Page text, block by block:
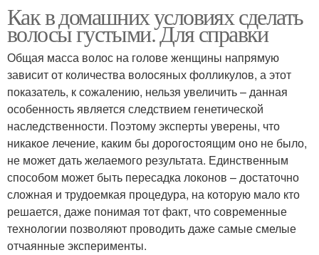
Как в домашних условиях сделать
волосы густыми. Для справки
Общая масса волос на голове женщины напрямую
зависит от количества волосяных фолликулов, а этот
показатель, к сожалению, нельзя увеличить – данная
особенность является следствием генетической
наследственности. Поэтому эксперты уверены, что
никакое лечение, каким бы дорогостоящим оно не было,
не может дать желаемого результата. Единственным
способом может быть пересадка локонов – достаточно
сложная и трудоемкая процедура, на которую мало кто
решается, даже понимая тот факт, что современные
технологии позволяют проводить даже самые смелые
отчаянные эксперименты.